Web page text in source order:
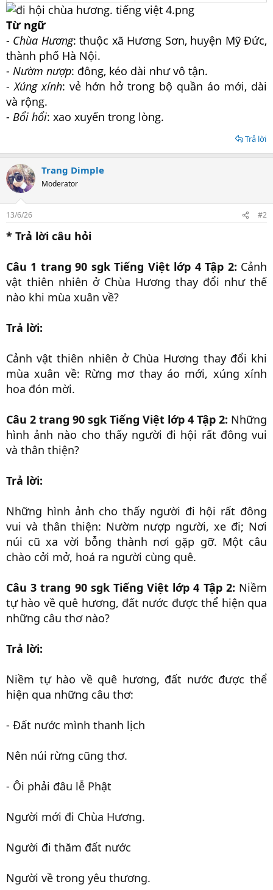
Từ ngữ
- Chùa Hương: thuộc xã Hương Sơn, huyện Mỹ Đức,
thành phố Hà Nội.
- Nườm nượp: đông, kéo dài như vô tận.
- Xúng xính: vẻ hớn hở trong bộ quần áo mới, dài
và rộng.
- Bổi hổi: xao xuyến trong lòng.
Trả lời
Trang Dimple
Moderator
13/6/26 #2
* Trả lời câu hỏi
Câu 1 trang 90 sgk Tiếng Việt lớp 4 Tập 2: Cảnh
vật thiên nhiên ở Chùa Hương thay đổi như thế
nào khi mùa xuân về?
Trả lời:
Cảnh vật thiên nhiên ở Chùa Hương thay đổi khi
mùa xuân về: Rừng mơ thay áo mới, xúng xính
hoa đón mời.
Câu 2 trang 90 sgk Tiếng Việt lớp 4 Tập 2: Những
hình ảnh nào cho thấy người đi hội rất đông vui
và thân thiện?
Trả lời:
Những hình ảnh cho thấy người đi hội rất đông
vui và thân thiện: Nườm nượp người, xe đi; Nơi
núi cũ xa vời bỗng thành nơi gặp gỡ. Một câu
chào cởi mở, hoá ra người cùng quê.
Câu 3 trang 90 sgk Tiếng Việt lớp 4 Tập 2: Niềm
tự hào về quê hương, đất nước được thể hiện qua
những câu thơ nào?
Trả lời:
Niềm tự hào về quê hương, đất nước được thể
hiện qua những câu thơ:
- Đất nước mình thanh lịch
Nên núi rừng cũng thơ.
- Ôi phải đâu lễ Phật
Người mới đi Chùa Hương.
Người đi thăm đất nước
Người về trong yêu thương.